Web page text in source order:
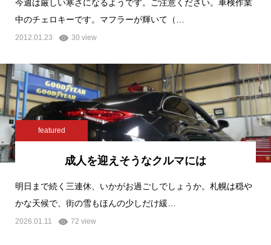
今週は厳しい寒さになるようです。ご注意ください。車検作業
中のチェロキーです。マフラーが輝いて（…
2012.01.23 30 view
featured
成人を迎えそうなクルマには
明日まで続く三連休、いかがお過ごしでしょうか。札幌は穏や
かな天候で、街の雪もほんの少しだけ緩…
2026.01.11 72 view